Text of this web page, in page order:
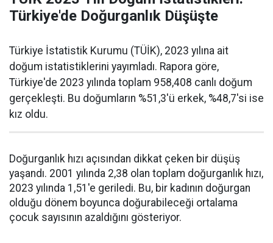
Türkiye'de Doğurganlık Düşüşte
Türkiye İstatistik Kurumu (TÜİK), 2023 yılına ait
doğum istatistiklerini yayımladı. Rapora göre,
Türkiye'de 2023 yılında toplam 958,408 canlı doğum
gerçekleşti. Bu doğumların %51,3'ü erkek, %48,7'si ise
kız oldu.
Doğurganlık hızı açısından dikkat çeken bir düşüş
yaşandı. 2001 yılında 2,38 olan toplam doğurganlık hızı,
2023 yılında 1,51'e geriledi. Bu, bir kadının doğurgan
olduğu dönem boyunca doğurabileceği ortalama
çocuk sayısının azaldığını gösteriyor.